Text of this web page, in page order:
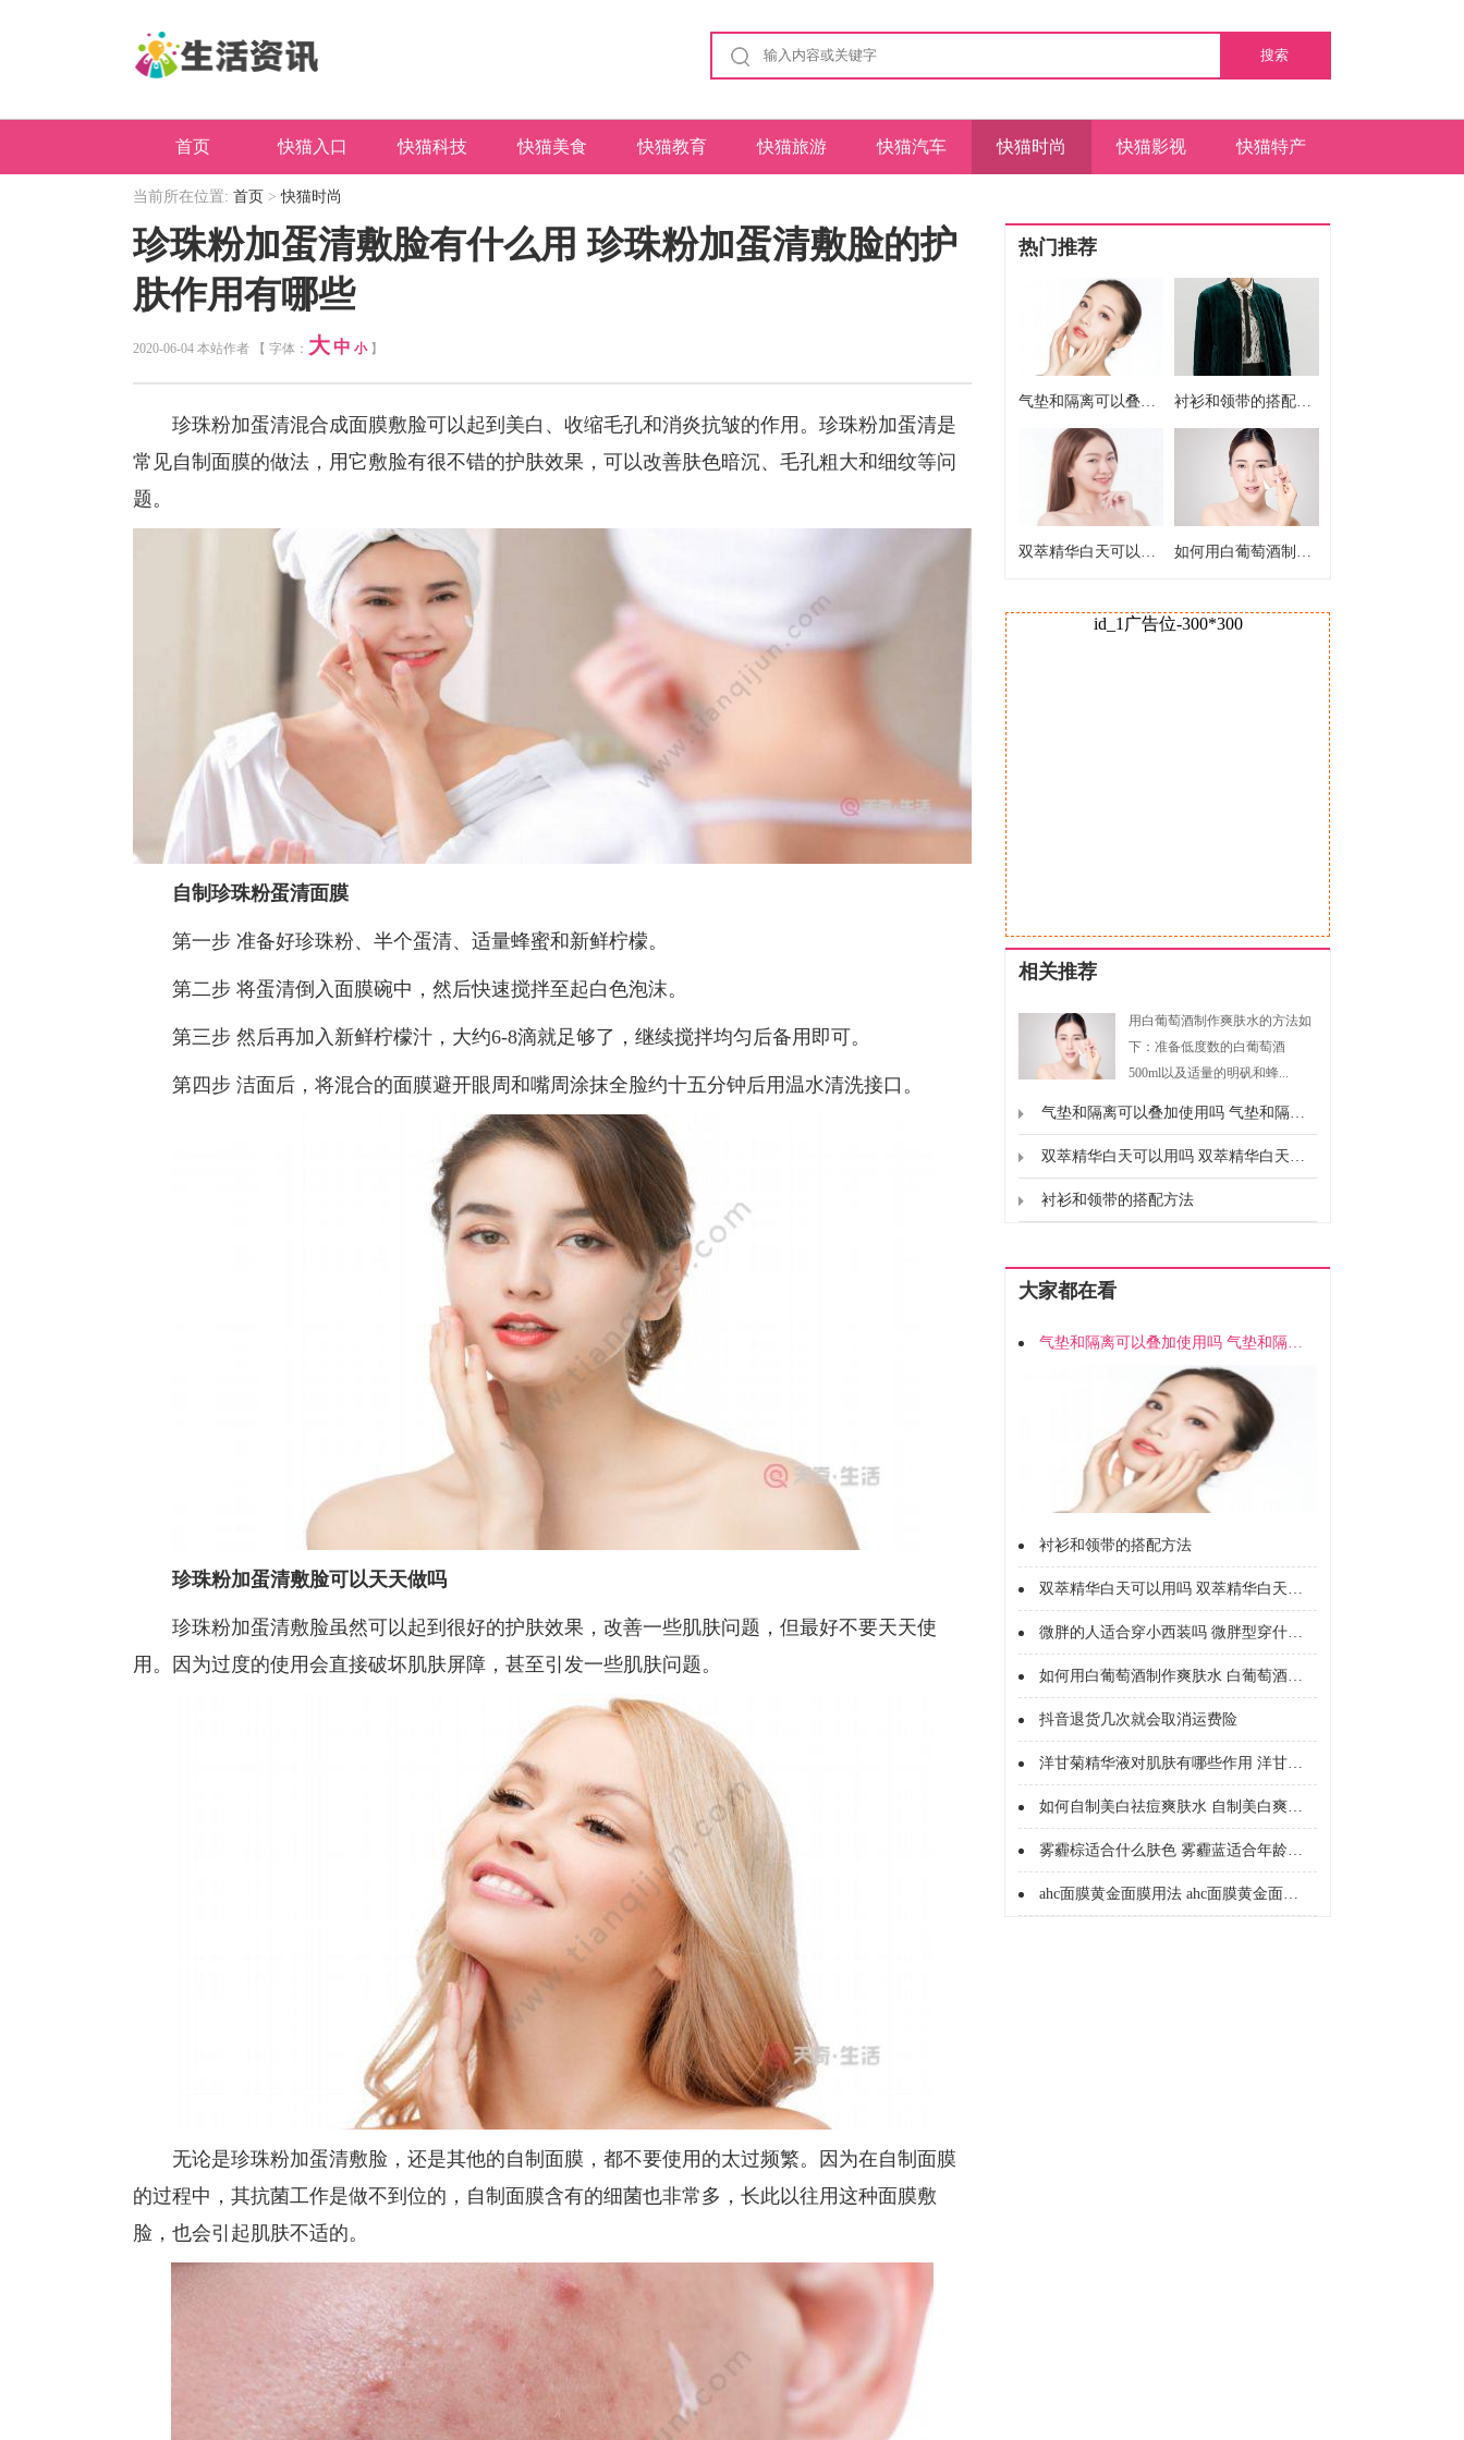
搜索
首页 快猫入口 快猫科技 快猫美食 快猫教育 快猫旅游 快猫汽车 快猫时尚 快猫影视 快猫特产
当前所在位置: 首页 >快猫时尚
珍珠粉加蛋清敷脸有什么用 珍珠粉加蛋清敷脸的护
肤作用有哪些
2020-06-04 本站作者 【 字体： 大 中 小】
珍珠粉加蛋清混合成面膜敷脸可以起到美白、收缩毛孔和消炎抗皱的作用。珍珠粉加蛋清是
常见自制面膜的做法，用它敷脸有很不错的护肤效果，可以改善肤色暗沉、毛孔粗大和细纹等问
题。
自制珍珠粉蛋清面膜
第一步 准备好珍珠粉、半个蛋清、适量蜂蜜和新鲜柠檬。
第二步 将蛋清倒入面膜碗中，然后快速搅拌至起白色泡沫。
第三步 然后再加入新鲜柠檬汁，大约6-8滴就足够了，继续搅拌均匀后备用即可。
第四步 洁面后，将混合的面膜避开眼周和嘴周涂抹全脸约十五分钟后用温水清洗接口。
珍珠粉加蛋清敷脸可以天天做吗
珍珠粉加蛋清敷脸虽然可以起到很好的护肤效果，改善一些肌肤问题，但最好不要天天使
用。因为过度的使用会直接破坏肌肤屏障，甚至引发一些肌肤问题。
无论是珍珠粉加蛋清敷脸，还是其他的自制面膜，都不要使用的太过频繁。因为在自制面膜
的过程中，其抗菌工作是做不到位的，自制面膜含有的细菌也非常多，长此以往用这种面膜敷
脸，也会引起肌肤不适的。
热门推荐
气垫和隔离可以叠加使用吗 气垫和隔离能不能一起用 衬衫和领带的搭配方法
双萃精华白天可以用吗 双萃精华白天能不能用 如何用白葡萄酒制作爽肤水 白葡萄酒制作爽肤水的好处
id_1广告位-300*300
相关推荐
用白葡萄酒制作爽肤水的方法如
下：准备低度数的白葡萄酒
500ml以及适量的明矾和蜂...
气垫和隔离可以叠加使用吗 气垫和隔离能不能一起用
双萃精华白天可以用吗 双萃精华白天能不能用
衬衫和领带的搭配方法
大家都在看
气垫和隔离可以叠加使用吗 气垫和隔离能不能一起用
衬衫和领带的搭配方法
双萃精华白天可以用吗 双萃精华白天能不能用
微胖的人适合穿小西装吗 微胖型穿什么西服
如何用白葡萄酒制作爽肤水 白葡萄酒制作爽肤水的好处
抖音退货几次就会取消运费险
洋甘菊精华液对肌肤有哪些作用 洋甘菊精华液的护肤作用有哪些
如何自制美白祛痘爽肤水 自制美白爽肤水配方
雾霾棕适合什么肤色 雾霾蓝适合年龄和肤色
ahc面膜黄金面膜用法 ahc面膜黄金面膜的成分